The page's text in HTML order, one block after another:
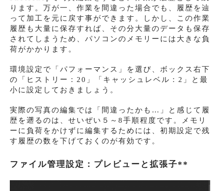
ります。万が一、作業を間違った場合でも、履歴を辿
って加工を元に戻す事ができます。しかし、この作業
履歴も大量に保存すれば、その分大量のデータも保存
されてしまうため、パソコンのメモリーには大きな負
荷がかかります。
環境設定で「パフォーマンス」を選び、ボックス右下
の「ヒストリー：20」「キャッシュレベル：2」と最
小に設定しておきましょう。
実際の写真の編集では「間違ったかも…」と感じて履
歴を遡るのは、せいぜい５～8手順程度です。メモリ
ーに負荷をかけずに編集するためには、初期設定で残
す履歴の数を下げておくのが有効です。
ファイル管理設定：プレビューと拡張子**